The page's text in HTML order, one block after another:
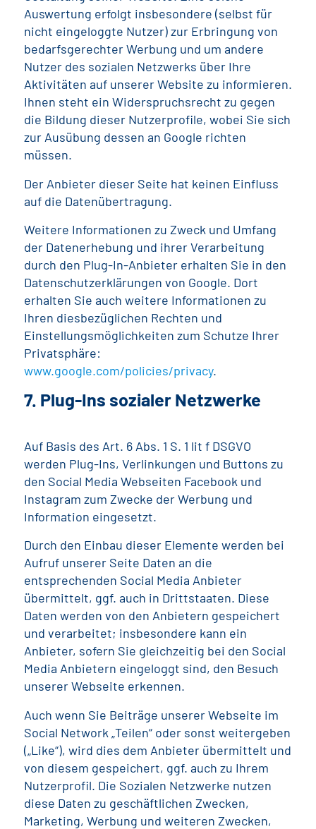
Auswertung erfolgt insbesondere (selbst für
nicht eingeloggte Nutzer) zur Erbringung von
bedarfsgerechter Werbung und um andere
Nutzer des sozialen Netzwerks über Ihre
Aktivitäten auf unserer Website zu informieren.
Ihnen steht ein Widerspruchsrecht zu gegen
die Bildung dieser Nutzerprofile, wobei Sie sich
zur Ausübung dessen an Google richten
müssen.
Der Anbieter dieser Seite hat keinen Einfluss
auf die Datenübertragung.
Weitere Informationen zu Zweck und Umfang
der Datenerhebung und ihrer Verarbeitung
durch den Plug-In-Anbieter erhalten Sie in den
Datenschutzerklärungen von Google. Dort
erhalten Sie auch weitere Informationen zu
Ihren diesbezüglichen Rechten und
Einstellungsmöglichkeiten zum Schutze Ihrer
Privatsphäre:
www.google.com/policies/privacy.
7. Plug-Ins sozialer Netzwerke
Auf Basis des Art. 6 Abs. 1 S. 1 lit f DSGVO
werden Plug-Ins, Verlinkungen und Buttons zu
den Social Media Webseiten Facebook und
Instagram zum Zwecke der Werbung und
Information eingesetzt.
Durch den Einbau dieser Elemente werden bei
Aufruf unserer Seite Daten an die
entsprechenden Social Media Anbieter
übermittelt, ggf. auch in Drittstaaten. Diese
Daten werden von den Anbietern gespeichert
und verarbeitet; insbesondere kann ein
Anbieter, sofern Sie gleichzeitig bei den Social
Media Anbietern eingeloggt sind, den Besuch
unserer Webseite erkennen.
Auch wenn Sie Beiträge unserer Webseite im
Social Network „Teilen“ oder sonst weitergeben
(„Like“), wird dies dem Anbieter übermittelt und
von diesem gespeichert, ggf. auch zu Ihrem
Nutzerprofil. Die Sozialen Netzwerke nutzen
diese Daten zu geschäftlichen Zwecken,
Marketing, Werbung und weiteren Zwecken,